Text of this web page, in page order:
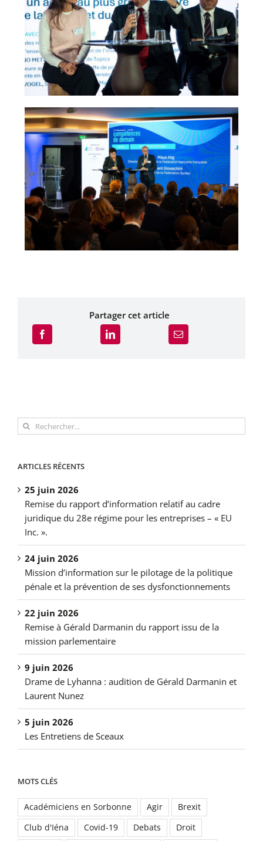
Partager cet article
Rechercher:
ARTICLES RÉCENTS
25 juin 2026
Remise du rapport d’information relatif au cadre
juridique du 28e régime pour les entreprises – « EU
Inc. ».
24 juin 2026
Mission d’information sur le pilotage de la politique
pénale et la prévention de ses dysfonctionnements
22 juin 2026
Remise à Gérald Darmanin du rapport issu de la
mission parlementaire
9 juin 2026
Drame de Lyhanna : audition de Gérald Darmanin et
Laurent Nunez
5 juin 2026
Les Entretiens de Sceaux
MOTS CLÉS
Académiciens en Sorbonne Agir
Brexit
Club d'Iéna
Covid-19 Debats
Droit